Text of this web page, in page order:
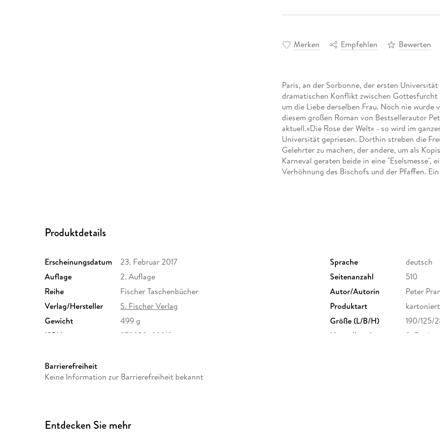
Merken Empfehlen Bewerten
Paris, an der Sorbonne, der ersten
dramatischen Konflikt zwischen Gottesfurcht
um die Liebe derselben Frau. Noch nie
diesem großen Roman von Bestsellerautor
aktuell.»Die Rose der Welt« - so wird im
Universität gepriesen. Dorthin streben die
Gelehrter zu machen, der andere, um als
Karneval geraten beide in eine "Eselsmesse",
Verhöhnung des Bischofs und der Pfaffen.
Produktdetails
Erscheinungsdatum 23. Februar 2017 Sprache
deutsch
Auflage
2. Auflage Seitenanzahl
510
Reihe
Fischer Taschenbücher Autor/Autorin
Peter
Verlag/Hersteller
S. Fischer Verlag Produktart
kartoniert
Gewicht
499 g Größe (L/B/H)
190/125/
ISBN
9783596032136 Herstelleradresse
S.
Barrierefreiheit
Keine Information zur Barrierefreiheit bekannt
Entdecken Sie mehr